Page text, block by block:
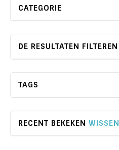
CATEGORIE
DE RESULTATEN FILTEREN
TAGS
RECENT BEKEKEN WISSEN